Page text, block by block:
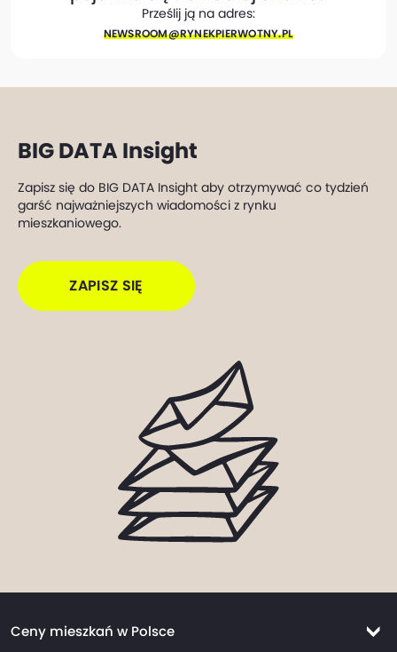
Prześlij ją na adres:
NEWSROOM@​RYNEKPIERWOTNY.PL
BIG DATA Insight
Zapisz się do BIG DATA Insight aby otrzymywać co tydzień
garść najważniejszych wiadomości z rynku
mieszkaniowego.
ZAPISZ SIĘ
Ceny mieszkań w Polsce